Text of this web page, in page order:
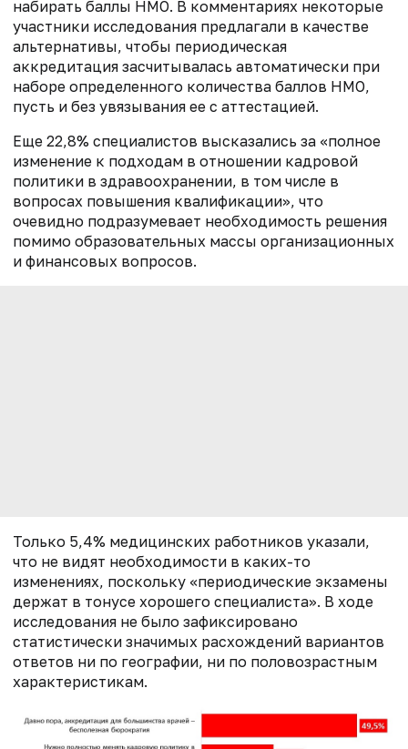
набирать баллы НМО. В комментариях некоторые
участники исследования предлагали в качестве
альтернативы, чтобы периодическая
аккредитация засчитывалась автоматически при
наборе определенного количества баллов НМО,
пусть и без увязывания ее с аттестацией.
Еще 22,8% специалистов высказались за «полное
изменение к подходам в отношении кадровой
политики в здравоохранении, в том числе в
вопросах повышения квалификации», что
очевидно подразумевает необходимость решения
помимо образовательных массы организационных
и финансовых вопросов.
Только 5,4% медицинских работников указали,
что не видят необходимости в каких-то
изменениях, поскольку «периодические экзамены
держат в тонусе хорошего специалиста». В ходе
исследования не было зафиксировано
статистически значимых расхождений вариантов
ответов ни по географии, ни по половозрастным
характеристикам.